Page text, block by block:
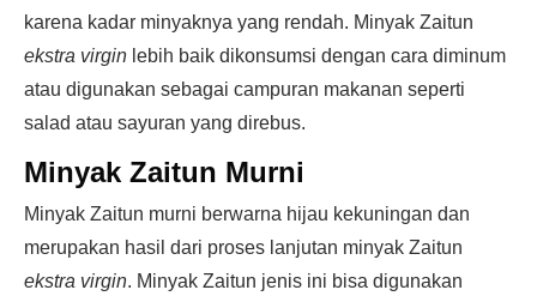
karena kadar minyaknya yang rendah. Minyak Zaitun
ekstra virgin lebih baik dikonsumsi dengan cara diminum
atau digunakan sebagai campuran makanan seperti
salad atau sayuran yang direbus.
Minyak Zaitun Murni
Minyak Zaitun murni berwarna hijau kekuningan dan
merupakan hasil dari proses lanjutan minyak Zaitun
ekstra virgin. Minyak Zaitun jenis ini bisa digunakan